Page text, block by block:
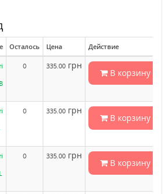
Осталось Цена Действие
0 335.00 грн
В корзину
0 335.00 грн
В корзину
0 335.00 грн
В корзину